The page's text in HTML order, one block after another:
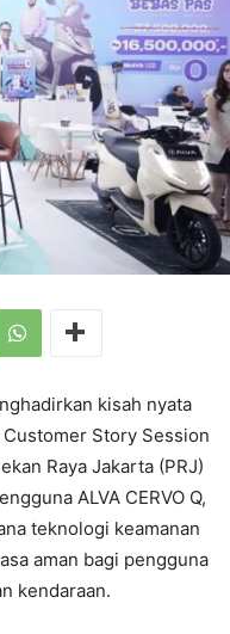
kisah nyata
Story Session
Raya Jakarta (PRJ)
ALVA CERVO Q,
teknologi keamanan
aman bagi pengguna
kendaraan.